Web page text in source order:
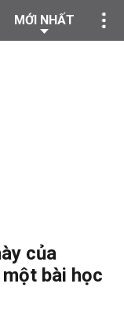
MỚI NHẤT
của
bài học